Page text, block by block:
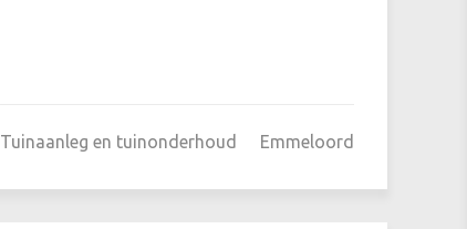
Tuinaanleg en tuinonderhoud Emmeloord